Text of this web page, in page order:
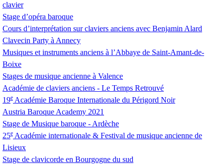
clavier
Stage d’opéra baroque
Cours d’interprétation sur claviers anciens avec Benjamin Alard
Clavecin Party à Annecy
Musiques et instruments anciens à l’Abbaye de Saint-Amant-de-
Boixe
Stages de musique ancienne à Valence
Académie de claviers anciens - Le Temps Retrouvé
19e Académie Baroque Internationale du Périgord Noir
Austria Baroque Academy 2021
Stage de Musique baroque - Ardèche
25e Académie internationale & Festival de musique ancienne de
Lisieux
Stage de clavicorde en Bourgogne du sud